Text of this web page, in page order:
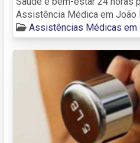
Assistência Médica em João
Assistências Médicas em